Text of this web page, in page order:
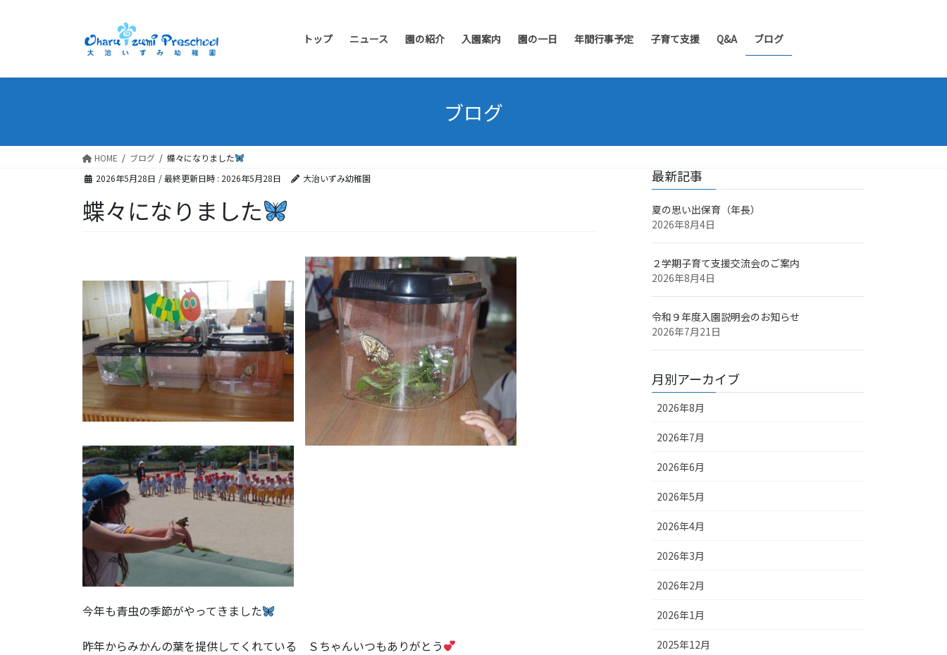
トップ ニュース 園の紹介 入園案内 園の一日 年間行事予定 子育て支援 Q&A ブログ
ブログ
HOME ブログ
蝶々になりました
2026年5月28日 / 最終更新日時 : 2026年5月28日 大治いずみ幼稚園
蝶々になりました
今年も青虫の季節がやってきました
昨年からみかんの葉を提供してくれている Ｓちゃんいつもありがとう
最新記事
夏の思い出保育（年長）
2026年8月4日
２学期子育て支援交流会のご案内
2026年8月4日
令和９年度入園説明会のお知らせ
2026年7月21日
月別アーカイブ
2026年8月
2026年7月
2026年6月
2026年5月
2026年4月
2026年3月
2026年2月
2026年1月
2025年12月